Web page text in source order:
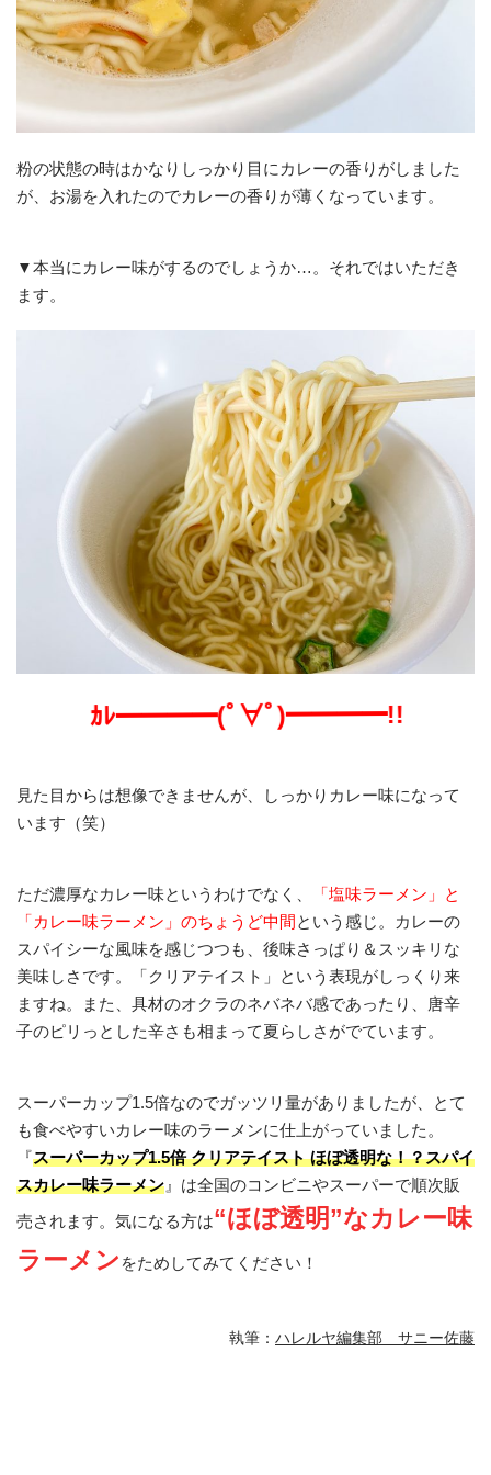
粉の状態の時はかなりしっかり目にカレーの香りがしました
が、お湯を入れたのでカレーの香りが薄くなっています。
▼本当にカレー味がするのでしょうか…。それではいただき
ます。
ｶﾚ━━━━(ﾟ∀ﾟ)━━━━!!
見た目からは想像できませんが、しっかりカレー味になって
います（笑）
ただ濃厚なカレー味というわけでなく、
「塩味ラーメン」と
「カレー味ラーメン」のちょうど中間という感じ。カレーの
スパイシーな風味を感じつつも、後味さっぱり＆スッキリな
美味しさです。「クリアテイスト」という表現がしっくり来
ますね。また、具材のオクラのネバネバ感であったり、唐辛
子のピリっとした辛さも相まって夏らしさがでています。
スーパーカップ1.5倍なのでガッツリ量がありましたが、とて
も食べやすいカレー味のラーメンに仕上がっていました。
『スーパーカップ1.5倍 クリアテイスト ほぼ透明な！？スパイ
スカレー味ラーメン 』は全国のコンビニやスーパーで順次販
売されます。気になる方は“ほぼ透明”なカレー味
ラーメン をためしてみてください！
執筆： ハレルヤ編集部 サニー佐藤